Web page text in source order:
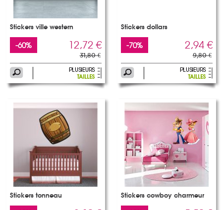
Stickers ville western
-60% 12,72 €
31,80 €
Stickers dollars
-70% 2,94 €
9,80 €
Stickers tonneau Stickers cowboy charmeur